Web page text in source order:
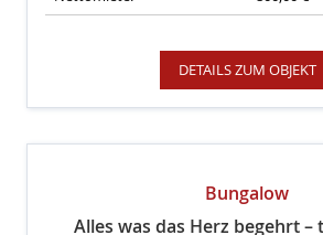
DETAILS ZUM OBJEKT
Bungalow
Alles was das Herz begehrt